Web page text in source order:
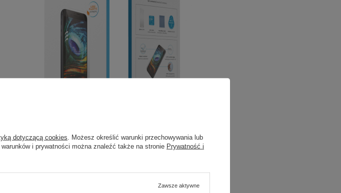
dotyczącą cookies . Możesz określić warunki przechowywania lub
i prywatności można znaleźć także na stronie Prywatność i
Zawsze aktywne